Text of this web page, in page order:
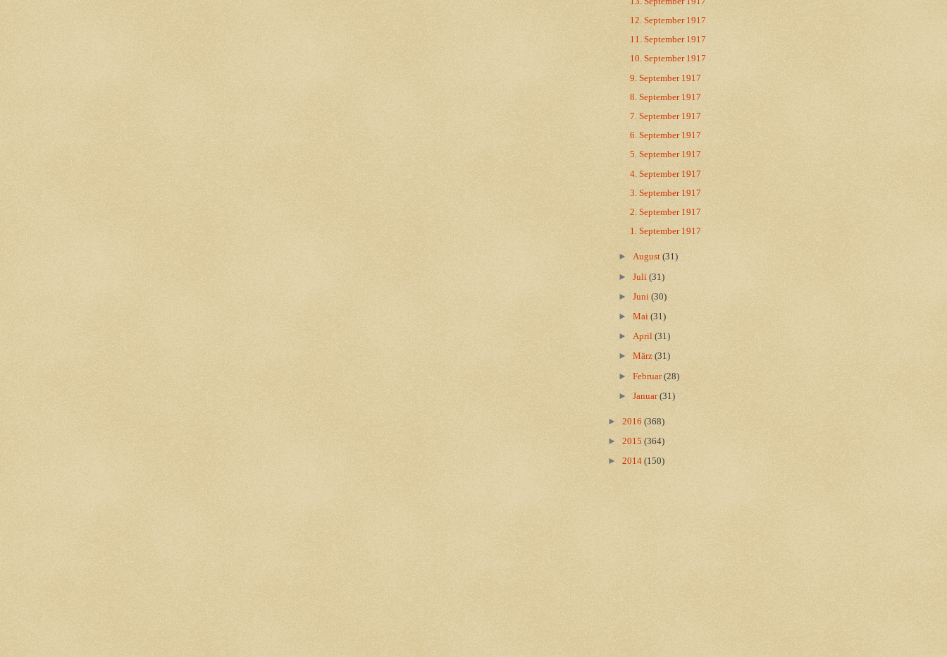
12. September 1917
11. September 1917
10. September 1917
9. September 1917
8. September 1917
7. September 1917
6. September 1917
5. September 1917
4. September 1917
3. September 1917
2. September 1917
1. September 1917
►August(31)
►Juli(31)
►Juni(30)
►Mai(31)
►April(31)
►März(31)
►Februar(28)
►Januar(31)
► 2016 (368)
► 2015 (364)
► 2014 (150)